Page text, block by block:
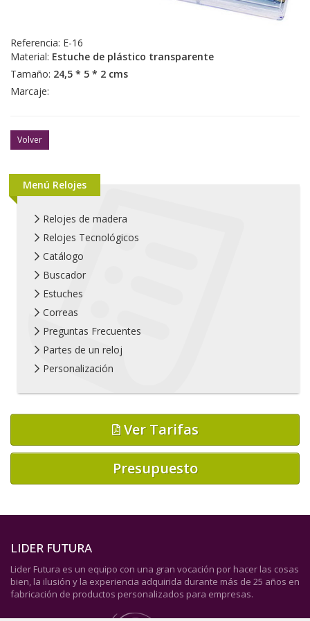
Referencia: E-16
Material: Estuche de plástico transparente
Tamaño: 24,5 * 5 * 2 cms
Marcaje:
Volver
Menú Relojes
Relojes de madera
Relojes Tecnológicos
Catálogo
Buscador
Estuches
Correas
Preguntas Frecuentes
Partes de un reloj
Personalización
Ver Tarifas
Presupuesto
LIDER FUTURA
Lider Futura es un equipo con una gran vocación por hacer las cosas
bien, la ilusión y la experiencia adquirida durante más de 25 años en
fabricación de productos personalizados para empresas.